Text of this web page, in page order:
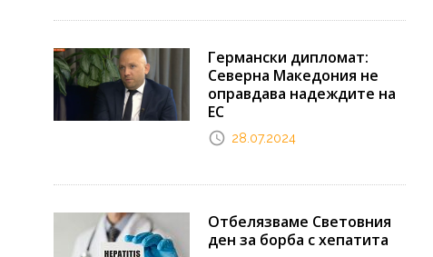
Германски дипломат:
Северна Македония не
оправдава надеждите на
ЕС
28.07.2024
Отбелязваме Световния
ден за борба с хепатита